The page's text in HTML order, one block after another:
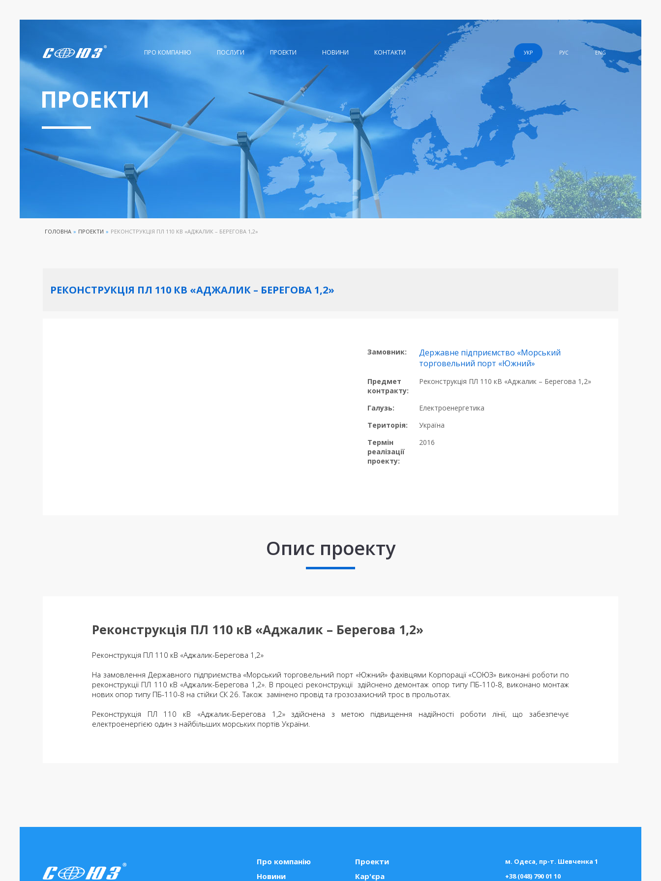
ПРОЕКТИ
ПРО КОМПАНІЮ ПОСЛУГИ ПРОЕКТИ НОВИНИ КОНТАКТИ УКР РУС ENG
ГОЛОВНА » ПРОЕКТИ » РЕКОНСТРУКЦІЯ ПЛ 110 КВ «АДЖАЛИК – БЕРЕГОВА 1,2»
РЕКОНСТРУКЦІЯ ПЛ 110 КВ «АДЖАЛИК – БЕРЕГОВА 1,2»
Замовник:
Державне підприємство «Морський
торговельний порт «Южний»
Предмет
контракту:
Реконструкція ПЛ 110 кВ «Аджалик – Берегова 1,2»
Галузь:
Електроенергетика
Територія:
Україна
Термін
реалізації
проекту:
2016
Опис проекту
Реконструкція ПЛ 110 кВ «Аджалик – Берегова 1,2»
Реконструкція ПЛ 110 кВ «Аджалик-Берегова 1,2»
На замовлення Державного підприємства «Морський торговельний порт «Южний» фахівцями Корпорації «СОЮЗ» виконані роботи по
реконструкції ПЛ 110 кВ «Аджалик-Берегова 1,2». В процесі реконструкції здійснено демонтаж опор типу ПБ-110-8, виконано монтаж
нових опор типу ПБ-110-8 на стійки СК 26. Також замінено провід та грозозахисний трос в прольотах.
Реконструкція ПЛ 110 кВ «Аджалик-Берегова 1,2» здійснена з метою підвищення надійності роботи лінії, що забезпечує
електроенергією один з найбільших морських портів України.
Про компанію
Проекти
Новини
Кар'єра
м. Одеса, пр-т. Шевченка 1
+38 (048) 790 01 10